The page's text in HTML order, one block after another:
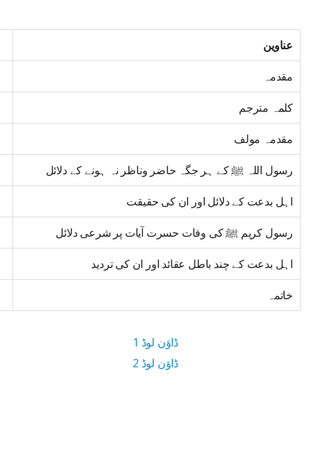
عناوین
مقدمہ
کلمہ مترجم
مقدمہ مولف
رسول اللہ ﷺ کے ہر جگہ حاضر وناظر نہ ہونے کے دلائل
اہل بدعت کے دلائل اور ان کی حقیقت
رسول کریم ﷺ کی وفات حسرت آیات پر شرعی دلائل
اہل بدعت کے چند باطل عقائد اور ان کی تردید
خاتمہ
ڈاؤن لوڈ 1
ڈاؤن لوڈ 2